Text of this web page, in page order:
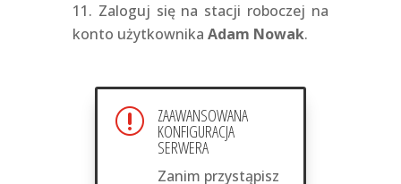
Zaloguj się na stacji roboczej na
konto użytkownika Adam Nowak.
r ZAAWANSOWANA
KONFIGURACJA
SERWERA
Zanim przystąpisz